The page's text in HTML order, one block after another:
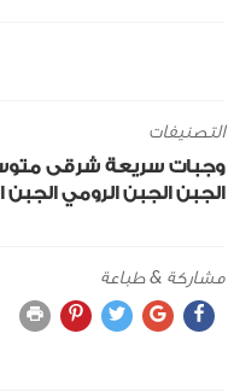
التصنيفات
وجبات سريعة شرقى
الجبن الجبن الرومي الجبن
مشاركة & طباعة